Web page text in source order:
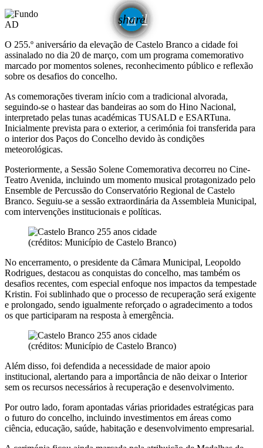
share
email
AD
O 255.º aniversário da elevação de Castelo Branco a cidade foi
assinalado no dia 20 de março, com um programa comemorativo
marcado por momentos solenes, reconhecimento público e reflexão
sobre os desafios do concelho.
As comemorações tiveram início com a tradicional alvorada,
seguindo-se o hastear das bandeiras ao som do Hino Nacional,
interpretado pelas tunas académicas TUSALD e ESARTuna.
Inicialmente prevista para o exterior, a cerimónia foi transferida para
o interior dos Paços do Concelho devido às condições
meteorológicas.
Posteriormente, a Sessão Solene Comemorativa decorreu no Cine-
Teatro Avenida, incluindo um momento musical protagonizado pelo
Ensemble de Percussão do Conservatório Regional de Castelo
Branco. Seguiu-se a sessão extraordinária da Assembleia Municipal,
com intervenções institucionais e políticas.
(créditos: Município de Castelo Branco)
No encerramento, o presidente da Câmara Municipal, Leopoldo
Rodrigues, destacou as conquistas do concelho, mas também os
desafios recentes, com especial enfoque nos impactos da tempestade
Kristin. Foi sublinhado que o processo de recuperação será exigente
e prolongado, sendo igualmente reforçado o agradecimento a todos
os que participaram na resposta à emergência.
(créditos: Município de Castelo Branco)
Além disso, foi defendida a necessidade de maior apoio
institucional, alertando para a importância de não deixar o Interior
sem os recursos necessários à recuperação e desenvolvimento.
Por outro lado, foram apontadas várias prioridades estratégicas para
o futuro do concelho, incluindo investimentos em áreas como
ciência, educação, saúde, habitação e desenvolvimento empresarial.